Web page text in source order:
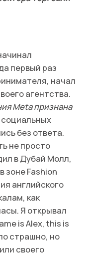
и
его в
Business
DUO